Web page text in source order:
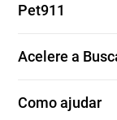
Pet911
Acelere a
Como ajudar